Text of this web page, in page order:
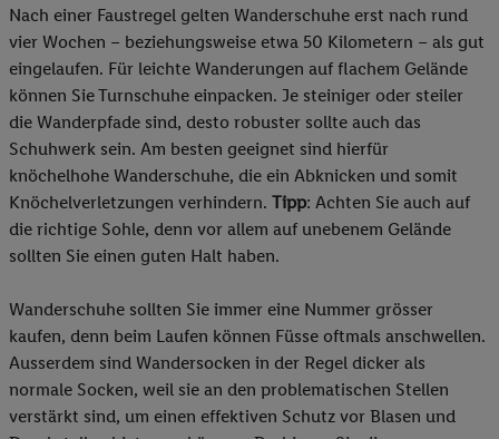
Nach einer Faustregel gelten Wanderschuhe erst nach rund
vier Wochen – beziehungsweise etwa 50 Kilometern – als gut
eingelaufen. Für leichte Wanderungen auf flachem Gelände
können Sie Turnschuhe einpacken. Je steiniger oder steiler
die Wanderpfade sind, desto robuster sollte auch das
Schuhwerk sein. Am besten geeignet sind hierfür
knöchelhohe Wanderschuhe, die ein Abknicken und somit
Knöchelverletzungen verhindern. Tipp: Achten Sie auch auf
die richtige Sohle, denn vor allem auf unebenem Gelände
sollten Sie einen guten Halt haben.
Wanderschuhe sollten Sie immer eine Nummer grösser
kaufen, denn beim Laufen können Füsse oftmals anschwellen.
Ausserdem sind Wandersocken in der Regel dicker als
normale Socken, weil sie an den problematischen Stellen
verstärkt sind, um einen effektiven Schutz vor Blasen und